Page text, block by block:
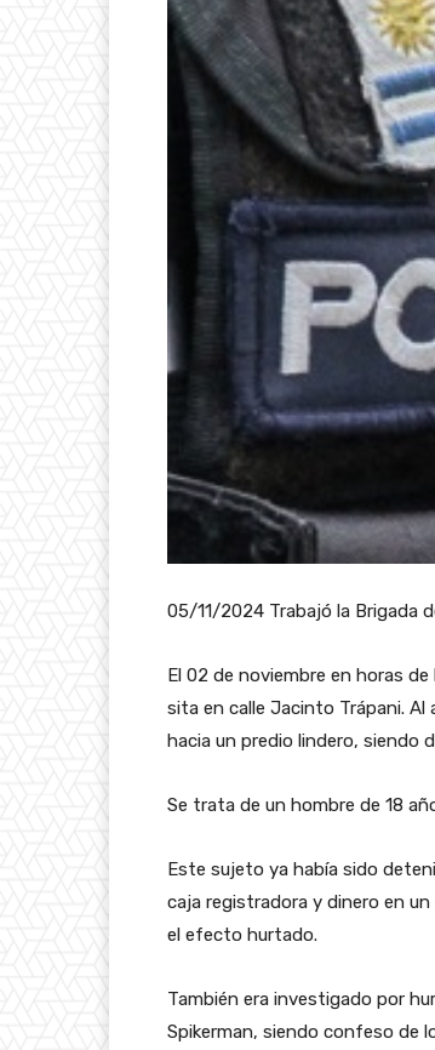
05/11/2024 Trabajó la Brigada
El 02 de noviembre en horas
sita en calle Jacinto Trápani. Al
hacia un predio lindero, siendo
Se trata de un hombre de 18
Este sujeto ya había sido
caja registradora y dinero en
el efecto hurtado.
También era investigado por
Spikerman, siendo confeso de